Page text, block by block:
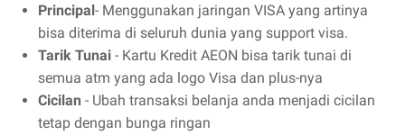
Principal- Menggunakan jaringan VISA yang artinya
bisa diterima di seluruh dunia yang support visa.
Tarik Tunai - Kartu Kredit AEON bisa tarik tunai di
semua atm yang ada logo Visa dan plus-nya
Cicilan - Ubah transaksi belanja anda menjadi cicilan
tetap dengan bunga ringan